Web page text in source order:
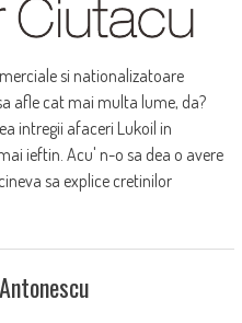
si nationalizatoare
afle cat mai multa lume, da?
intregii afaceri Lukoil in
ieftin. Acu' n-o sa dea o avere
sa explice cretinilor